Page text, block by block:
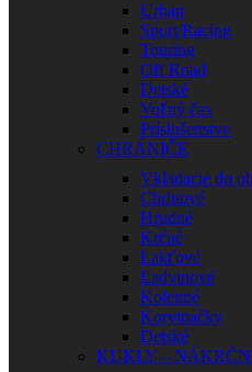
Urban
Sport/Racing
Touring
Off Road
Detské
Voľný čas
Príslušenstvo
CHRÁNIČE
Vkladacie do
Chrbtové
Hrudné
Krčné
Lakťové
Ľadvinové
Kolenné
Korytnačky
Detské
KUKLY –